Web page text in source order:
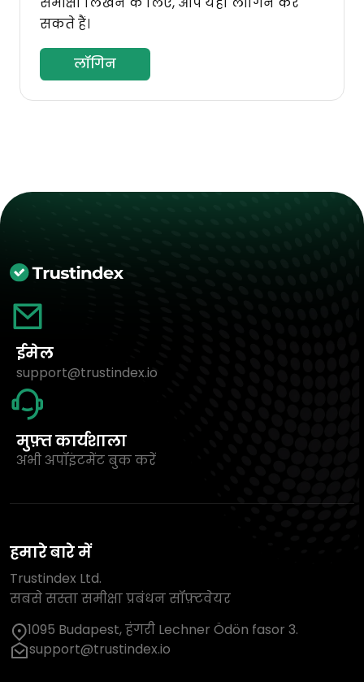
सकते हैं।
लॉगिन
ईमेल
support@trustindex.io
मुफ़्त कार्यशाला
अभी अपॉइंटमेंट बुक करें
हमारे बारे में
Trustindex Ltd.
सबसे सस्ता समीक्षा प्रबंधन सॉफ़्टवेयर
1095 Budapest, हंगरी Lechner Ödön fasor 3.
support@trustindex.io